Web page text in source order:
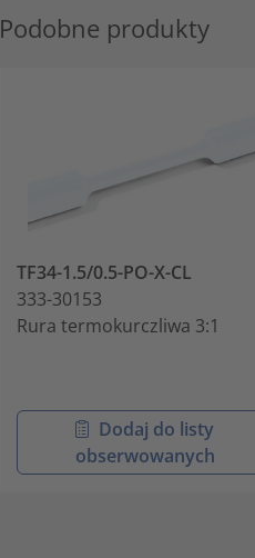
Podobne produkty
TF34-1.5/0.5-PO-X-CL
333-30153
Rura termokurczliwa 3:1
Dodaj do listy
obserwowanych